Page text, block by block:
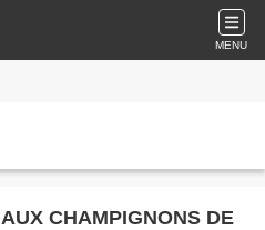
MENU
CHAMPIGNONS DE